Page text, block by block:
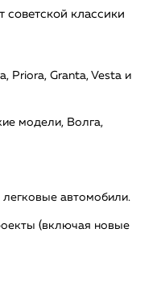
советской классики
Priora, Granta, Vesta и
модели, Волга,
легковые автомобили.
(включая новые